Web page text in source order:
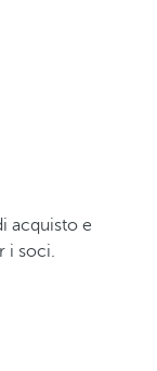
acquisto e
i soci.